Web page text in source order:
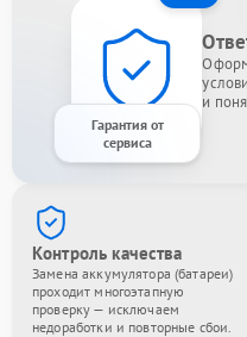
Гарантия от
сервиса
и
Контроль качества
Замена аккумулятора (батареи)
проходит многоэтапную
проверку — исключаем
недоработки и повторные сбои.